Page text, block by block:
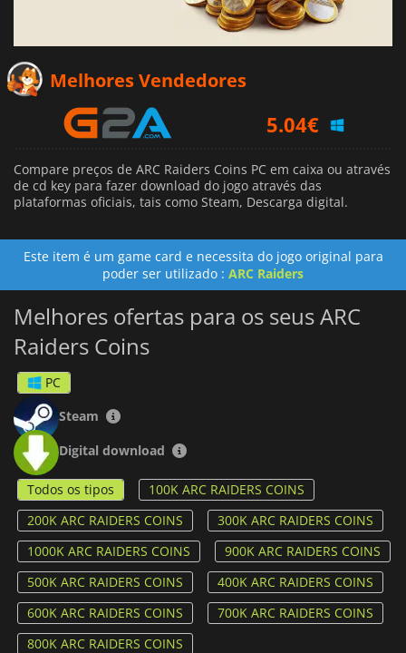
Melhores Vendedores
5.04€
Compare preços de ARC Raiders Coins PC em caixa ou através
de cd key para fazer download do jogo através das
plataformas oficiais, tais como Steam, Descarga digital.
Este item é um game card e necessita do jogo original para
poder ser utilizado : ARC Raiders
Melhores ofertas para os seus ARC
Raiders Coins
PC
Steam
Digital download
Todos os tipos
100K ARC RAIDERS COINS
200K ARC RAIDERS COINS
300K ARC RAIDERS COINS
1000K ARC RAIDERS COINS
900K ARC RAIDERS COINS
500K ARC RAIDERS COINS
400K ARC RAIDERS COINS
600K ARC RAIDERS COINS
700K ARC RAIDERS COINS
800K ARC RAIDERS COINS